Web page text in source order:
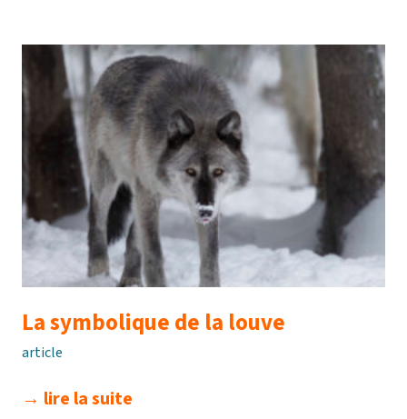
La symbolique de la louve
article
la
→ lire la suite